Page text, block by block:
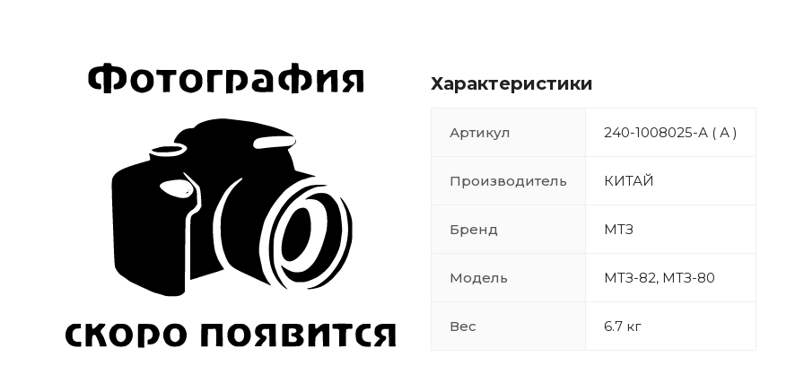
Характеристики
Артикул 240-1008025-А ( А )
Производитель КИТАЙ
Бренд МТЗ
Модель МТЗ-82, МТЗ-80
Вес 6.7 кг